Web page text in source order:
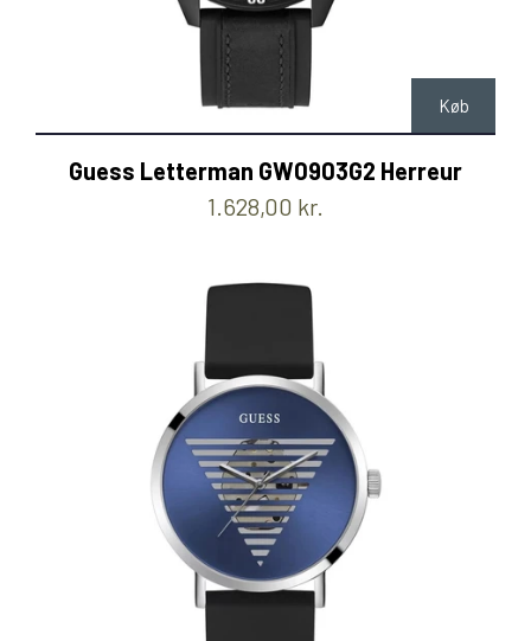
Køb
Guess Letterman GW0903G2 Herreur
1.628,00 kr.